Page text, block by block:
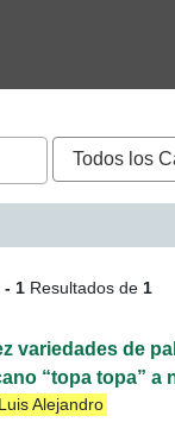
- 1 Resultados de 1
variedades de
“topa topa” a
Alejandro